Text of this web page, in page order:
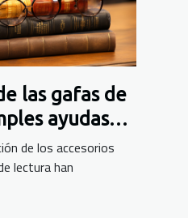
las gafas de
ayudas
de
de los accesorios
lectura han